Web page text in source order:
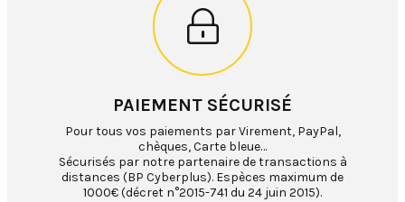
PAIEMENT SÉCURISÉ
Pour tous vos paiements par Virement, PayPal,
chèques, Carte bleue…
Sécurisés par notre partenaire de transactions à
distances (BP Cyberplus). Espèces maximum de
1000€ (décret n°2015-741 du 24 juin 2015).